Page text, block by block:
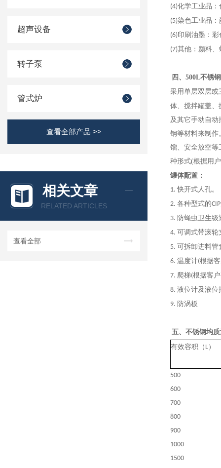
超声设备
转子泵
管式炉
查看全部产品 >>
相关文章
RELATED ARTICLES
查看全部
(4)化学工业品：
(5)染色工业品：
(6)印刷油墨：彩
(7)其他：颜料、
四、 500L不锈
采用单层双层或
体、搅拌罐盖、
及其它手动自
钢等材料来制作
馏、安全放空等
种形式(根据用
罐体配置：
1.快开式人孔。
2. 各种型式的CIP
3. 防蝇虫卫生级
4. 可调式带滚轮
5. 可拆卸进料管
6. 温度计(根据
7. 爬梯(根据客
8. 液位计及液位
9. 防涡板
五、不锈钢均
有效容积（ L）
500
600
700
800
900
1000
1500